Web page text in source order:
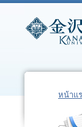
หน้าแ